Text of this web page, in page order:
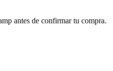
antes de confirmar tu compra.